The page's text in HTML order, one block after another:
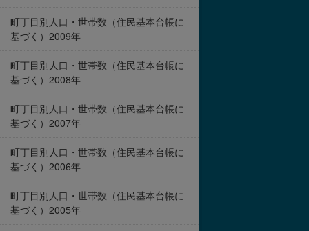
町丁目別人口・世帯数（住民基本台帳に
基づく）2009年
町丁目別人口・世帯数（住民基本台帳に
基づく）2008年
町丁目別人口・世帯数（住民基本台帳に
基づく）2007年
町丁目別人口・世帯数（住民基本台帳に
基づく）2006年
町丁目別人口・世帯数（住民基本台帳に
基づく）2005年